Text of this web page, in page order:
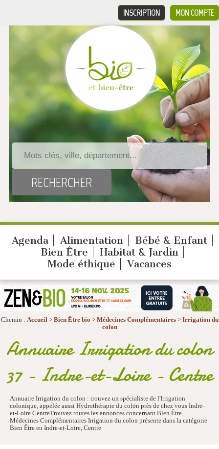
MON COMPTE
INSCRIPTION
Agenda Alimentation
Bébé & Enfant
Bien Être
Habitat & Jardin
Mode éthique
Vacances
Chemin : Accueil> Bien Être bio > Médecines Complémentaires> Irrigation du
colon
Annuaire Irrigation du colon
37 - Indre-et-Loire - Centre
Annuaire Irrigation du colon : trouvez un spécialiste de l'Irrigation
colonique, appelée aussi Hydrothérapie du colon près de chez vous Indre-
et-Loire CentreTrouvez toutes les annonces concernant Bien Être
Médecines Complémentaires Irrigation du colon présente dans la catégorie
Bien Être en Indre-et-Loire, Centre